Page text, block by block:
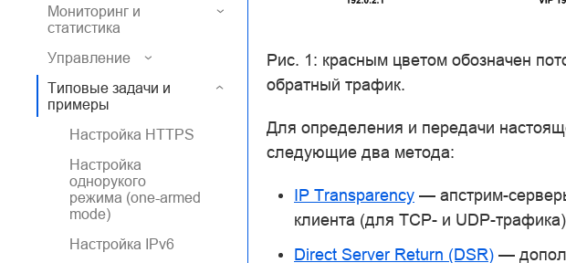
Мониторинг и
статистика
Управление
Типовые задачи и
примеры
Настройка HTTPS
Настройка
однорукого
режима (one-armed
mode)
Настройка IPv6
Рис. 1: красным цветом обозначен
обратный трафик.
Для определения и передачи
следующие два метода:
IP Transparency — апстрим-
клиента (для TCP- и UDP-
Direct Server Return (DSR) —